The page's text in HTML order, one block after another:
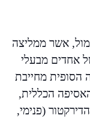
אשר ממליצה
אחדים מבעלי
הסופית מחייבת
הכללית,
(פנימי,